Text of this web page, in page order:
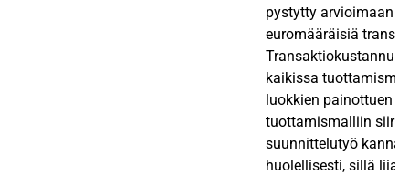
pystytty arvioimaan
euromääräisiä
kaikissa
luokkien painottuen
tuottamismalliin
suunnittelutyö
huolellisesti, sillä